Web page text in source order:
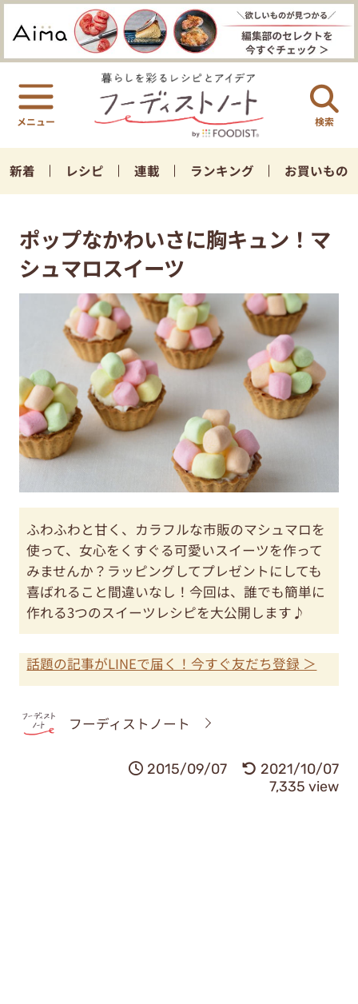
検索
新着 レシピ 連載 ランキング お買いもの
ポップなかわいさに胸キュン！マ
シュマロスイーツ
ふわふわと甘く、カラフルな市販のマシュマロを
使って、女心をくすぐる可愛いスイーツを作って
みませんか？ラッピングしてプレゼントにしても
喜ばれること間違いなし！今回は、誰でも簡単に
作れる3つのスイーツレシピを大公開します♪
話題の記事がLINEで届く！今すぐ友だち登録 ＞
フーディストノート
2015/09/07
2021/10/07
7,335 view